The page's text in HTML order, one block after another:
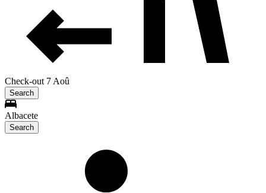
Check-out 7 Aoû
Search
Albacete
Search